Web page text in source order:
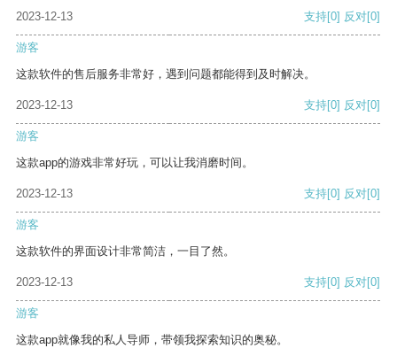
2023-12-13 支持[0] 反对[0]
游客
这款软件的售后服务非常好，遇到问题都能得到及时解决。
2023-12-13 支持[0] 反对[0]
游客
这款app的游戏非常好玩，可以让我消磨时间。
2023-12-13 支持[0] 反对[0]
游客
这款软件的界面设计非常简洁，一目了然。
2023-12-13 支持[0] 反对[0]
游客
这款app就像我的私人导师，带领我探索知识的奥秘。